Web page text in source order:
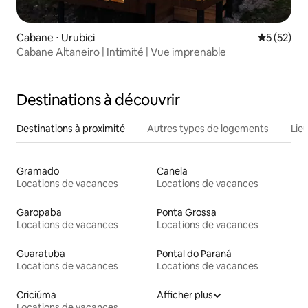
Cabane ⋅ Urubici
5 (52)
Cabane Altaneiro | Intimité | Vue imprenable
Destinations à découvrir
Destinations à proximité Autres types de logements
Gramado
Locations de vacances
Canela
Locations de vacances
Garopaba
Locations de vacances
Ponta Grossa
Locations de vacances
Guaratuba
Locations de vacances
Pontal do Paraná
Locations de vacances
Criciúma
Afficher plus